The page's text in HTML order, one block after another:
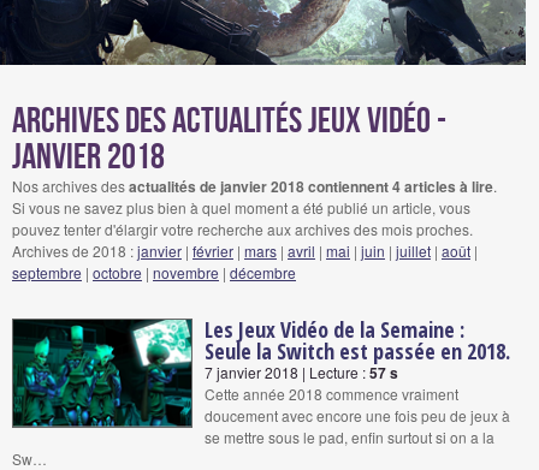
Archives des actualités jeux vidéo -
janvier 2018
Nos archives desactualités de janvier 2018 contiennent 4 articles à lire.
Si vous ne savez plus bien à quel moment a été publié un article, vous
pouvez tenter d'élargir votre recherche aux archives des mois proches.
Archives de 2018 :janvier | février | mars | avril | mai | juin | juillet | août |
septembre | octobre | novembre | décembre
Les Jeux Vidéo de la Semaine :
Seule la Switch est passée en 2018.
7 janvier 2018 | Lecture :57 s
Cette année 2018 commence vraiment
doucement avec encore une fois peu de jeux à
se mettre sous le pad, enfin surtout si on a la
Sw…